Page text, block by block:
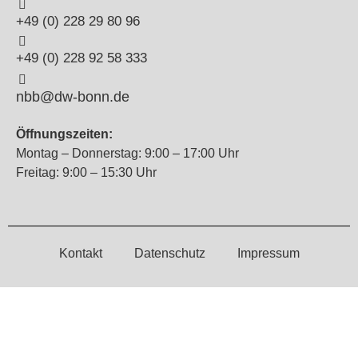
+49 (0) 228 29 80 96
+49 (0) 228 92 58 333
nbb@dw-bonn.de
Öffnungszeiten:
Montag – Donnerstag: 9:00 – 17:00 Uhr
Freitag: 9:00 – 15:30 Uhr
Kontakt Datenschutz Impressum